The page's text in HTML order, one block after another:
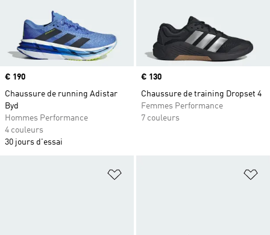
Prix
€ 190
Chaussure de running Adistar
Byd
Hommes Performance
4 couleurs
30 jours d'essai
Prix
€ 130
Chaussure de training Dropset 4
Femmes Performance
7 couleurs
Ajouter à la Liste de produits